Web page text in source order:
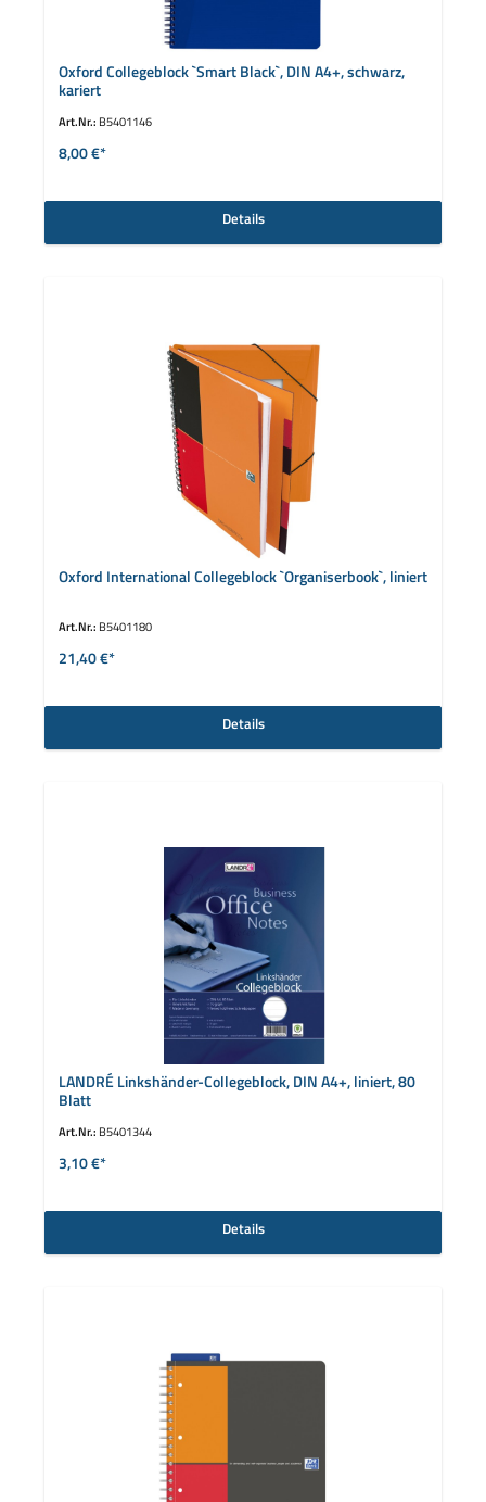
Oxford Collegeblock `Smart Black`, DIN A4+, schwarz,
kariert
Art.Nr.: B5401146
8,00 €*
Details
Oxford International Collegeblock `Organiserbook`, liniert
Art.Nr.: B5401180
21,40 €*
Details
LANDRÉ Linkshänder-Collegeblock, DIN A4+, liniert, 80
Blatt
Art.Nr.: B5401344
3,10 €*
Details